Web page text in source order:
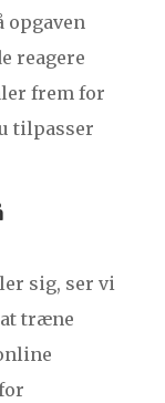
reagere
frem for
tilpasser
sig, ser vi
træne